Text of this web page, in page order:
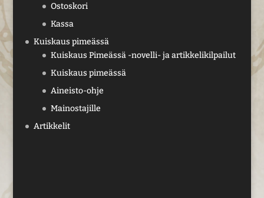
Ostoskori
Kassa
Kuiskaus pimeässä
Kuiskaus Pimeässä -novelli- ja artikkelikilpailut
Kuiskaus pimeässä
Aineisto-ohje
Mainostajille
Artikkelit